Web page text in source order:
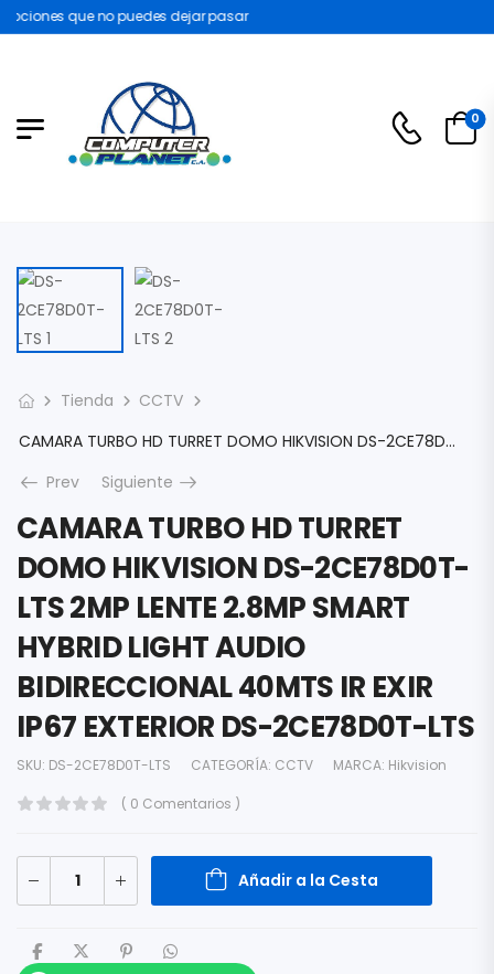
que no puedes dejar pasar
0
Tienda
CCTV
CAMARA TURBO HD TURRET DOMO HIKVISION DS-2CE78D0T-LTS 2MP LENTE 2.8MP SMART HYBRID LIGHT AUDIO BIDIRECCIONAL 40MTS IR EXIR IP67 EXTERIOR DS-2CE78D0T-LTS
Prev
Siguiente
CAMARA TURBO HD TURRET
DOMO HIKVISION DS-2CE78D0T-
LTS 2MP LENTE 2.8MP SMART
HYBRID LIGHT AUDIO
BIDIRECCIONAL 40MTS IR EXIR
IP67 EXTERIOR DS-2CE78D0T-LTS
SKU: DS-2CE78D0T-LTS CATEGORÍA: CCTV MARCA: Hikvision
( 0 Comentarios )
Añadir a la Cesta